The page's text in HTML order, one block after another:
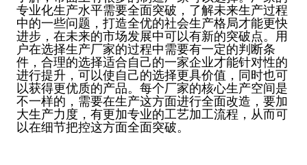
专业化生产水平需要全面突破，了解未来生产过程
中的一些问题，打造全优的社会生产格局才能更快
进步，在未来的市场发展中可以有新的突破点。用
户在选择生产厂家的过程中需要有一定的判断条
件，合理的选择适合自己的一家企业才能针对性的
进行提升，可以使自己的选择更具价值，同时也可
以获得更优质的产品。每个厂家的核心生产空间是
不一样的，需要在生产这方面进行全面改造，要加
大生产力度，有更加专业的工艺加工流程，从而可
以在细节把控这方面全面突破。